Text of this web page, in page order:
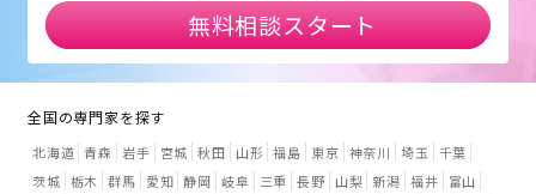
無料相談スタート
全国の専門家を探す
北海道 青森 岩手 宮城 秋田 山形 福島 東京 神奈川 埼玉
千葉
茨城 栃木 群馬 愛知 静岡 岐阜 三重 長野 山梨 新潟 福井
富山